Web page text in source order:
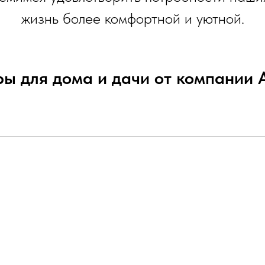
жизнь более комфортной и уютной.
для дома и дачи от